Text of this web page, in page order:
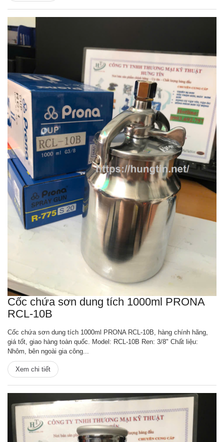
Cốc chứa sơn dung tích 1000ml PRONA
RCL-10B
Cốc chứa sơn dung tích 1000ml PRONA RCL-10B, hàng chính hãng,
giá tốt, giao hàng toàn quốc. Model: RCL-10B Ren: 3/8" Chất liệu:
Nhôm, bên ngoài gia công...
Xem chi tiết